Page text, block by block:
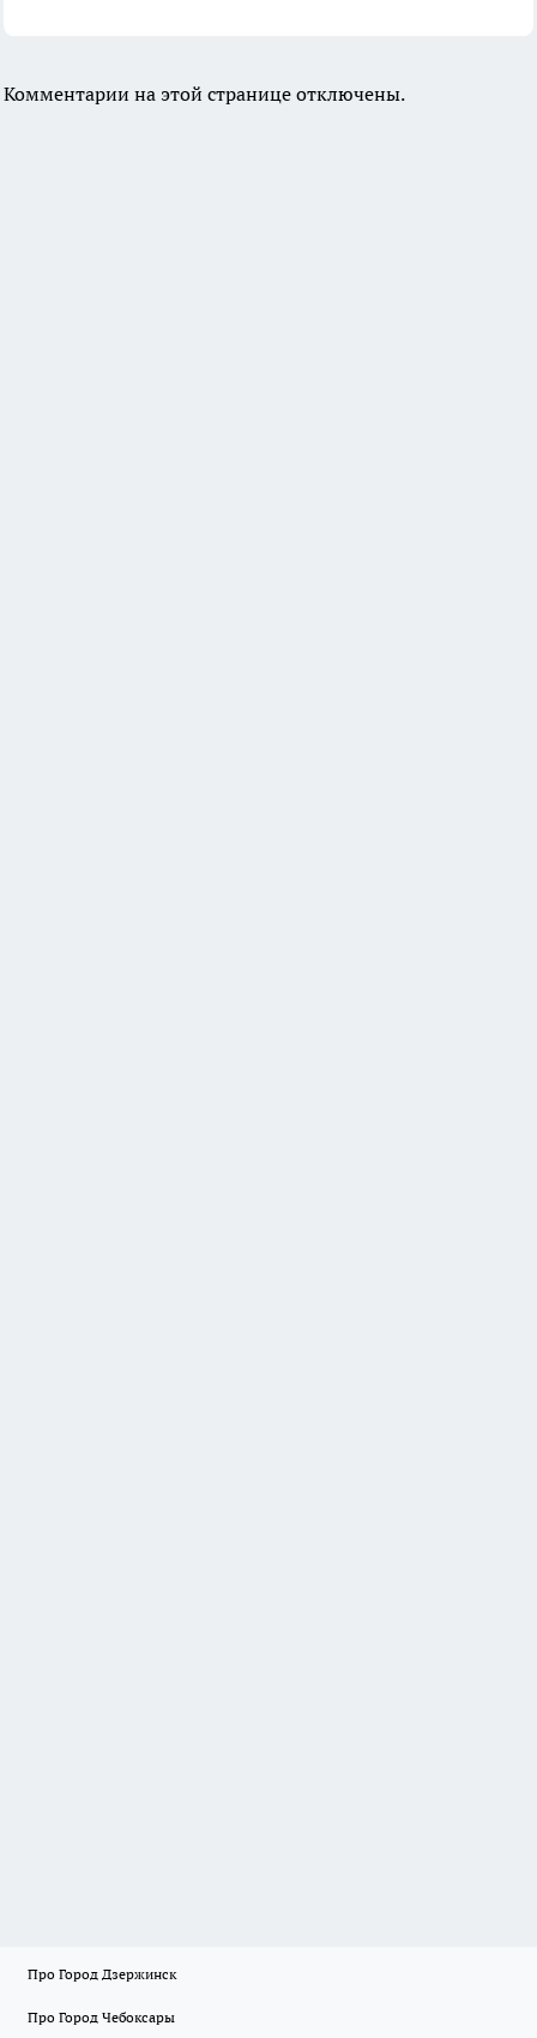
Комментарии на этой странице отключены.
Про Город Дзержинск
Про Город Чебоксары